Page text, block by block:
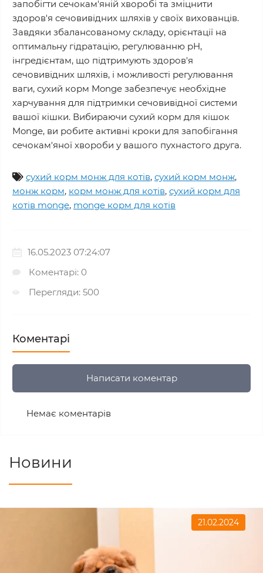
запобігти сечокам'яній хворобі та зміцнити
здоров'я сечовивідних шляхів у своїх вихованців.
Завдяки збалансованому складу, орієнтації на
оптимальну гідратацію, регулюванню pH,
інгредієнтам, що підтримують здоров'я
сечовивідних шляхів, і можливості регулювання
ваги, сухий корм Monge забезпечує необхідне
харчування для підтримки сечовивідної системи
вашої кішки. Вибираючи сухий корм для кішок
Monge, ви робите активні кроки для запобігання
сечокам'яної хвороби у вашого пухнастого друга.
сухий корм монж для котів, сухий корм монж,
монж корм, корм монж для котів, сухий корм для
котів monge, monge корм для котів
16.05.2023 07:24:07
Коментарі: 0
Перегляди: 500
Коментарі
Написати коментар
Немає коментарів
Новини
21.02.2024